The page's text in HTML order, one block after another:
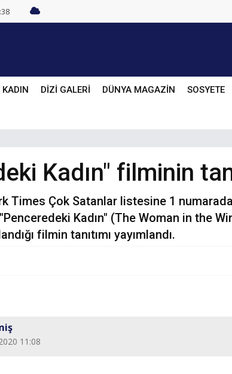
KADIN DİZİ GALERİ DÜNYA MAGAZİN SOSYETE
Kadın" filminin
Times Çok Satanlar listesine 1
Kadın" (The Woman in the
filmin tanıtımı yayımlandı.
11:08